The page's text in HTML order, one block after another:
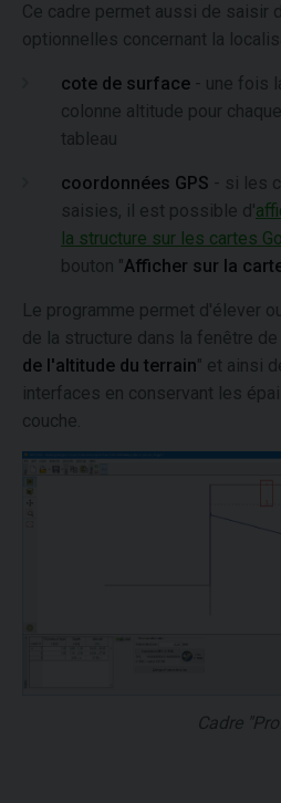
Ce cadre permet aussi de saisir
optionnelles concernant la
cote de surface - une fois
colonne altitude pour
tableau
coordonnées GPS - si les
saisies, il est possible d'
la structure sur les cartes
bouton "Afficher sur la
Le programme permet d'élever
de la structure dans la fenêtre
de l'altitude du terrain" et ainsi
interfaces en conservant les
couche.
Cadre